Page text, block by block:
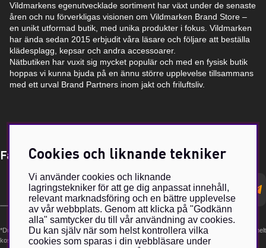
Vildmarkens egenutvecklade sortiment har växt under de senaste
åren och nu förverkligas visionen om Vildmarken Brand Store –
en unikt utformad butik, med unika produkter i fokus. Vildmarken
har ända sedan 2015 erbjudit våra läsare och följare att beställa
klädesplagg, kepsar och andra accessoarer.
Nätbutiken har vuxit sig mycket populär och med en fysisk butik
hoppas vi kunna bjuda på en ännu större upplevelse tillsammans
med ett urval Brand Partners inom jakt och friluftsliv.
Få Magasin Vildmarken direkt till din e-post!*
postadress
*Du kan även få erbjudanden och nyheter från samarbetspartners. Din prenumeration är helt
kostnadsfri och kan avslutas när som helst.
Cookies och liknande tekniker
Vi använder cookies och liknande
lagringstekniker för att ge dig anpassat innehåll,
relevant marknadsföring och en bättre upplevelse
av vår webbplats. Genom att klicka på "Godkänn
alla" samtycker du till vår användning av cookies.
Du kan själv när som helst kontrollera vilka
cookies som sparas i din webbläsare under